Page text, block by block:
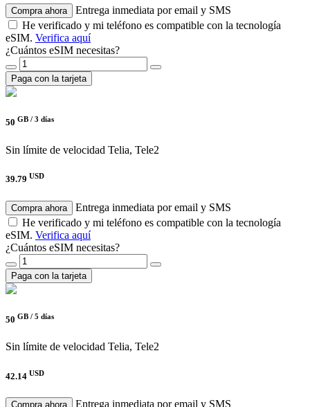
Compra ahora
Entrega inmediata por email y SMS
He verificado y mi teléfono es compatible con la tecnología
eSIM. Verifica aquí
¿Cuántos eSIM necesitas?
Paga con la tarjeta
50 GB / 3 días
Sin límite de velocidad Telia, Tele2
39.79 USD
Compra ahora
Entrega inmediata por email y SMS
He verificado y mi teléfono es compatible con la tecnología
eSIM. Verifica aquí
¿Cuántos eSIM necesitas?
Paga con la tarjeta
50 GB / 5 días
Sin límite de velocidad Telia, Tele2
42.14 USD
Compra ahora Entrega inmediata por email y SMS